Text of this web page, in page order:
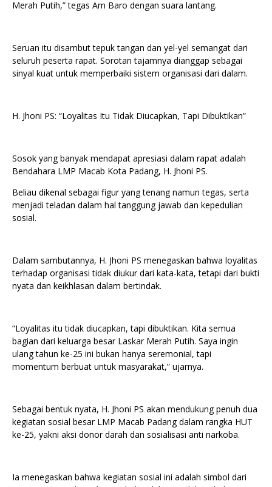
Merah Putih,” tegas Am Baro dengan suara lantang.
Seruan itu disambut tepuk tangan dan yel-yel semangat dari
seluruh peserta rapat. Sorotan tajamnya dianggap sebagai
sinyal kuat untuk memperbaiki sistem organisasi dari dalam.
H. Jhoni PS: “Loyalitas Itu Tidak Diucapkan, Tapi Dibuktikan”
Sosok yang banyak mendapat apresiasi dalam rapat adalah
Bendahara LMP Macab Kota Padang, H. Jhoni PS.
Beliau dikenal sebagai figur yang tenang namun tegas, serta
menjadi teladan dalam hal tanggung jawab dan kepedulian
sosial.
Dalam sambutannya, H. Jhoni PS menegaskan bahwa loyalitas
terhadap organisasi tidak diukur dari kata-kata, tetapi dari bukti
nyata dan keikhlasan dalam bertindak.
“Loyalitas itu tidak diucapkan, tapi dibuktikan. Kita semua
bagian dari keluarga besar Laskar Merah Putih. Saya ingin
ulang tahun ke-25 ini bukan hanya seremonial, tapi
momentum berbuat untuk masyarakat,” ujarnya.
Sebagai bentuk nyata, H. Jhoni PS akan mendukung penuh dua
kegiatan sosial besar LMP Macab Padang dalam rangka HUT
ke-25, yakni aksi donor darah dan sosialisasi anti narkoba.
Ia menegaskan bahwa kegiatan sosial ini adalah simbol dari